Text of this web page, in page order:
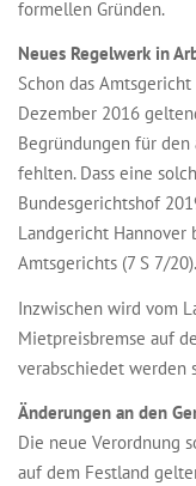
formellen Gründen.
Neues Regelwerk in
Schon das
Dezember 2016
Begründungen für den
fehlten. Dass eine
Bundesgerichtshof
Landgericht Hannover
Amtsgerichts (7 S 7/20).
Inzwischen wird vom
Mietpreisbremse auf
verabschiedet werden
Änderungen an den
Die neue Verordnung
auf dem Festland